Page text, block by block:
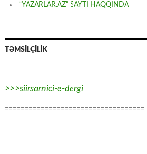
“YAZARLAR.AZ” SAYTI HAQQINDA
TƏMSİLÇİLİK
>>>siirsarnici-e-dergi
===================================